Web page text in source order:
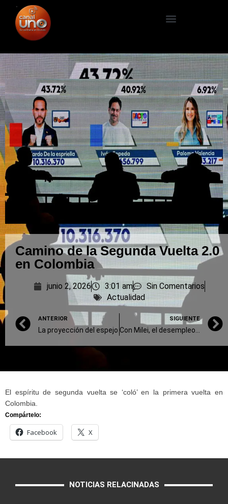
Camino de la Segunda Vuelta 2.0
en Colombia
junio 2, 2026 3:01 am
Sin Comentarios
Actualidad
ANTERIOR
La proyección del espejo
SIGUIENTE
Con Milei, el desempleo viaja en “motito”
El espíritu de segunda vuelta se ‘coló’ en la primera vuelta en
Colombia.
Compártelo:
Facebook X
NOTICIAS RELACINADAS